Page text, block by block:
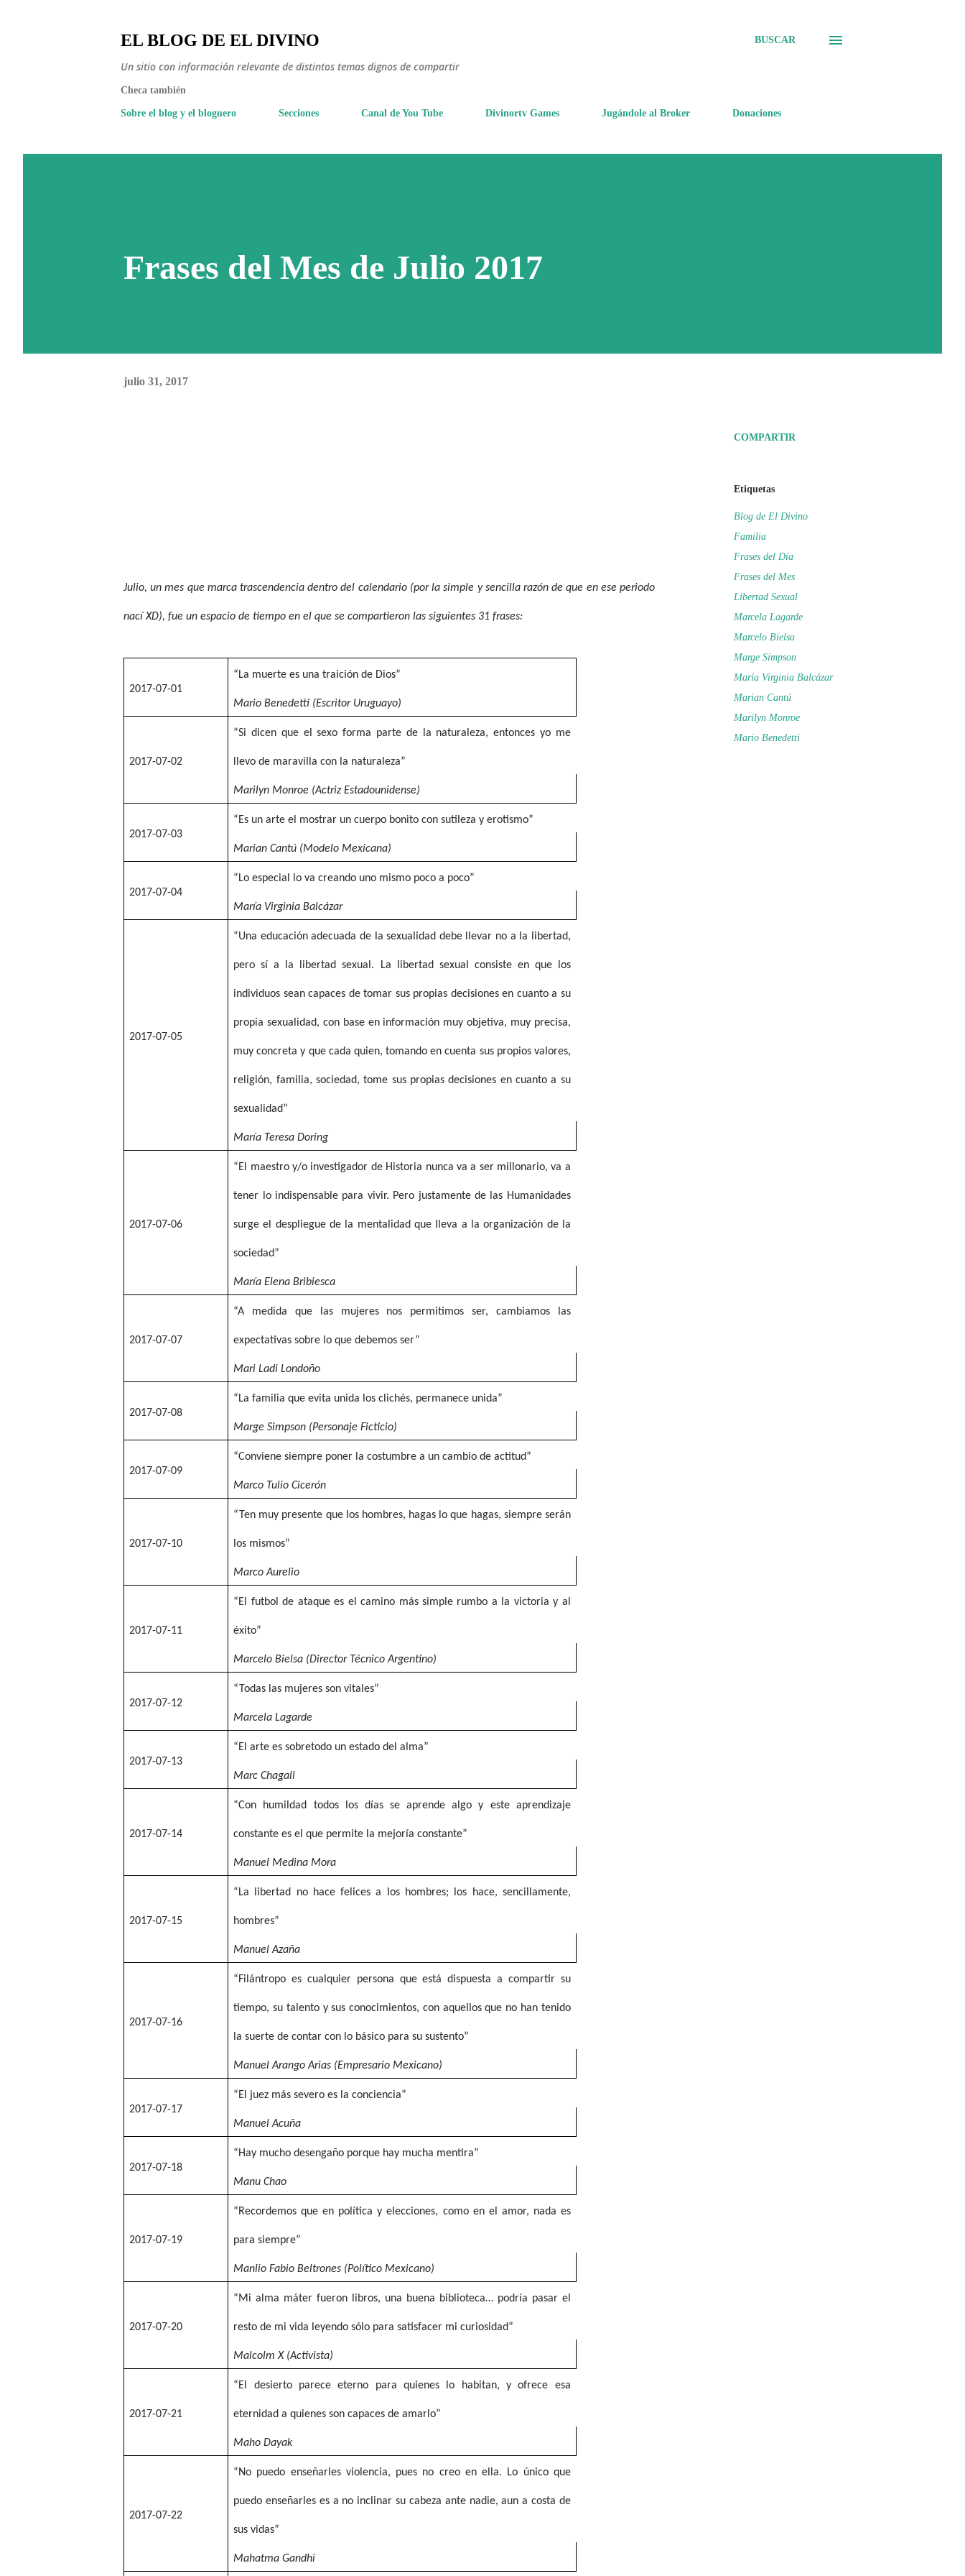
EL BLOG DE EL DIVINO
Un sitio con información relevante de distintos temas dignos de compartir
BUSCAR
Checa también
Sobre el blog y el bloguero Secciones Canal de You Tube Divinortv Games Jugándole al Broker Donaciones
Frases del Mes de Julio 2017
julio 31, 2017
Julio, un mes que marca trascendencia dentro del calendario (por la simple y sencilla razón de que en ese periodo
nací XD), fue un espacio de tiempo en el que se compartieron las siguientes 31 frases:
2017-07-01
“La muerte es una traición de Dios”
Mario Benedetti (Escritor Uruguayo)
2017-07-02
“Si dicen que el sexo forma parte de la naturaleza, entonces yo me
llevo de maravilla con la naturaleza”
Marilyn Monroe (Actriz Estadounidense)
2017-07-03
“Es un arte el mostrar un cuerpo bonito con sutileza y erotismo”
Marian Cantú (Modelo Mexicana)
2017-07-04
“Lo especial lo va creando uno mismo poco a poco”
María Virginia Balcázar
2017-07-05
“Una educación adecuada de la sexualidad debe llevar no a la libertad,
pero sí a la libertad sexual. La libertad sexual consiste en que los
individuos sean capaces de tomar sus propias decisiones en cuanto a su
propia sexualidad, con base en información muy objetiva, muy precisa,
muy concreta y que cada quien, tomando en cuenta sus propios valores,
religión, familia, sociedad, tome sus propias decisiones en cuanto a su
sexualidad”
María Teresa Doring
2017-07-06
“El maestro y/o investigador de Historia nunca va a ser millonario, va a
tener lo indispensable para vivir. Pero justamente de las Humanidades
surge el despliegue de la mentalidad que lleva a la organización de la
sociedad”
María Elena Bribiesca
2017-07-07
“A medida que las mujeres nos permitimos ser, cambiamos las
expectativas sobre lo que debemos ser”
Mari Ladi Londoño
2017-07-08
“La familia que evita unida los clichés, permanece unida”
Marge Simpson (Personaje Ficticio)
2017-07-09
“Conviene siempre poner la costumbre a un cambio de actitud”
Marco Tulio Cicerón
2017-07-10
“Ten muy presente que los hombres, hagas lo que hagas, siempre serán
los mismos”
Marco Aurelio
2017-07-11
“El futbol de ataque es el camino más simple rumbo a la victoria y al
éxito”
Marcelo Bielsa (Director Técnico Argentino)
2017-07-12
“Todas las mujeres son vitales”
Marcela Lagarde
2017-07-13
“El arte es sobretodo un estado del alma”
Marc Chagall
2017-07-14
“Con humildad todos los días se aprende algo y este aprendizaje
constante es el que permite la mejoría constante”
Manuel Medina Mora
2017-07-15
“La libertad no hace felices a los hombres; los hace, sencillamente,
hombres”
Manuel Azaña
2017-07-16
“Filántropo es cualquier persona que está dispuesta a compartir su
tiempo, su talento y sus conocimientos, con aquellos que no han tenido
la suerte de contar con lo básico para su sustento”
Manuel Arango Arias (Empresario Mexicano)
2017-07-17
“El juez más severo es la conciencia”
Manuel Acuña
2017-07-18
“Hay mucho desengaño porque hay mucha mentira”
Manu Chao
2017-07-19
“Recordemos que en política y elecciones, como en el amor, nada es
para siempre”
Manlio Fabio Beltrones (Político Mexicano)
2017-07-20
“Mi alma máter fueron libros, una buena biblioteca… podría pasar el
resto de mi vida leyendo sólo para satisfacer mi curiosidad”
Malcolm X (Activista)
2017-07-21
“El desierto parece eterno para quienes lo habitan, y ofrece esa
eternidad a quienes son capaces de amarlo”
Maho Dayak
2017-07-22
“No puedo enseñarles violencia, pues no creo en ella. Lo único que
puedo enseñarles es a no inclinar su cabeza ante nadie, aun a costa de
sus vidas”
Mahatma Gandhi
COMPARTIR
Etiquetas
Blog de El Divino
Familia
Frases del Día
Frases del Mes
Libertad Sexual
Marcela Lagarde
Marcelo Bielsa
Marge Simpson
María Virginia Balcázar
Marian Cantú
Marilyn Monroe
Mario Benedetti